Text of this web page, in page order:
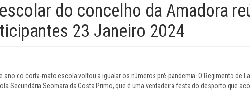
do concelho da Amadora
23 Janeiro 2024
ano do corta-mato escola voltou a igualar os números pré-pandemia. O Regimento de
Secundária Seomara da Costa Primo, que é uma verdadeira festa do desporto que